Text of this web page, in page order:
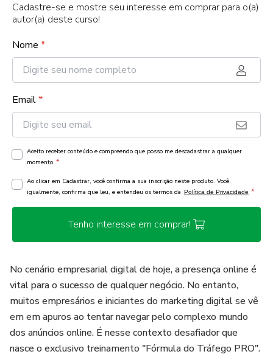
Cadastre-se e mostre seu interesse em comprar para o(a)
autor(a) deste curso!
Nome *
Email*
Aceito receber conteúdo e compreendo que posso me descadastrar a qualquer
momento. *
Ao clicar em Cadastrar, você confirma a sua inscrição neste produto. Você,
igualmente, confirma que leu, e entendeu os termos da Política de Privacidade *
Tenho interesse em comprar!
No cenário empresarial digital de hoje, a presença online é
vital para o sucesso de qualquer negócio. No entanto,
muitos empresários e iniciantes do marketing digital se vê
em em apuros ao tentar navegar pelo complexo mundo
dos anúncios online. É nesse contexto desafiador que
nasce o exclusivo treinamento "Fórmula do Tráfego PRO".